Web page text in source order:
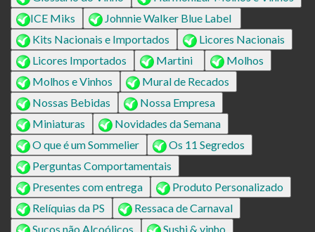
ICE Miks
Johnnie Walker Blue Label
Kits Nacionais e Importados
Licores Nacionais
Licores Importados
Martini
Molhos
Molhos e Vinhos
Mural de Recados
Nossas Bebidas
Nossa Empresa
Miniaturas
Novidades da Semana
O que é um Sommelier
Os 11 Segredos
Perguntas Comportamentais
Presentes com entrega
Produto Personalizado
Relíquias da PS
Ressaca de Carnaval
Sucos não Alcoólicos
Sushi & vinho